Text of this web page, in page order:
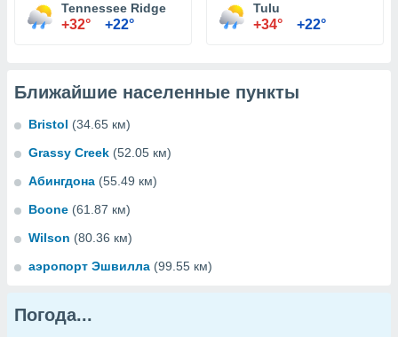
Tennessee Ridge
+32° +22°
Tulu
+34° +22°
Ближайшие населенные пункты
Bristol (34.65 км)
Grassy Creek (52.05 км)
Абингдона (55.49 км)
Boone (61.87 км)
Wilson (80.36 км)
аэропорт Эшвилла (99.55 км)
Погода...